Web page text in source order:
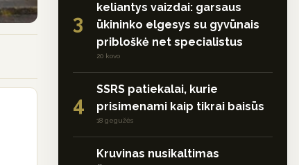
3
keliantys vaizdai: garsaus
ūkininko elgesys su gyvūnais
pribloškė net specialistus
20 kovo
4
SSRS patiekalai, kurie
prisimenami kaip tikrai baisūs
18 gegužės
Kruvinas nusikaltimas